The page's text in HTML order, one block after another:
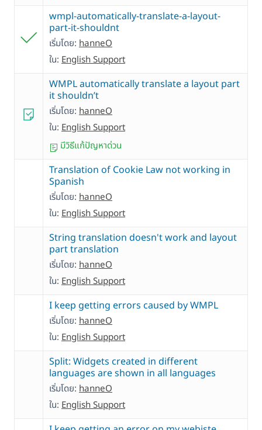
wmpl-automatically-translate-a-layout-
part-it-shouldnt
เริ่มโดย: hanneO
ใน: English Support
WMPL automatically translate a layout part
it shouldn’t
เริ่มโดย: hanneO
ใน: English Support
มีวิธีแก้ปัญหาด่วน
Translation of Cookie Law not working in
Spanish
เริ่มโดย: hanneO
ใน: English Support
String translation doesn't work and layout
part translation
เริ่มโดย: hanneO
ใน: English Support
I keep getting errors caused by WMPL
เริ่มโดย: hanneO
ใน: English Support
Split: Widgets created in different
languages are shown in all languages
เริ่มโดย: hanneO
ใน: English Support